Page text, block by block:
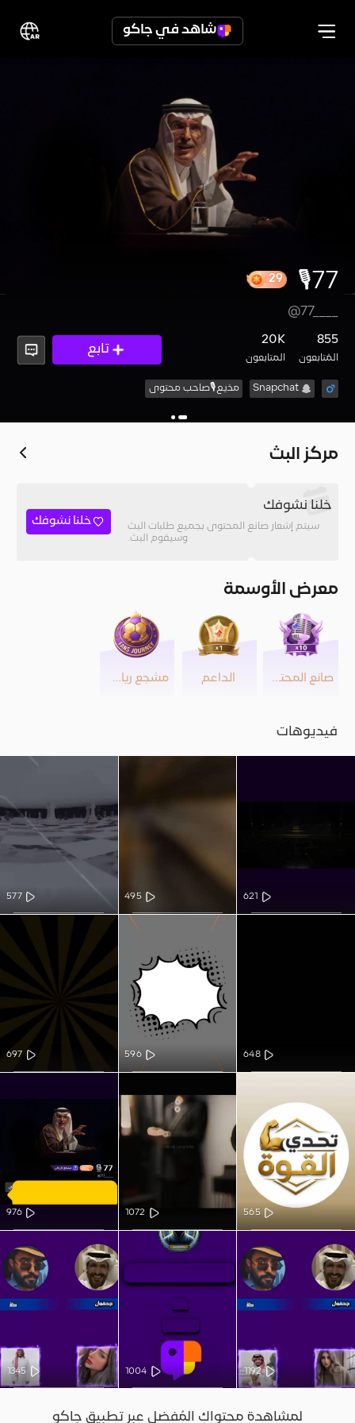
شاهد في جاكو
77🎙️
@77____
855
المُتابعون
20K
المتابعون
تابع
Snapchat مذيع🎙️صاحب محتوى
مركز البث
خلنا نشوفك
سيتم إشعار صانع المحتوى بجميع طلبات البث
وسيقوم البث.
خلنا نشوفك
معرض الأوسمة
صانع المحتوى الداعم مشجع رياضي
فيديوهات
621
495
577
648
596
697
565
1072
976
1192
1004
1345
لمشاهدة محتواك المُفضل عبر تطبيق جاكو